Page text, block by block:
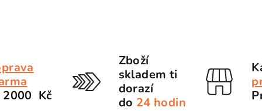
2000 Kč
Zboží
skladem ti
dorazí
do 24 hodin